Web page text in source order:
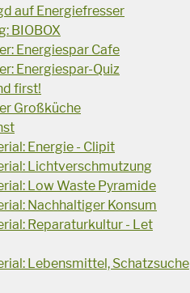
auf Energiefresser
BIOBOX
Energiespar Cafe
Energiespar-Quiz
first!
Großküche
Energie - Clipit
Lichtverschmutzung
Low Waste Pyramide
Nachhaltiger Konsum
Reparaturkultur - Let
Lebensmittel, Schatzsuche